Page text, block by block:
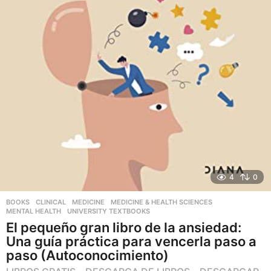
4 0
BOOKS ,CLINICAL ,MEDICINE ,MEDICINE & HEALTH SCIENCES
MENTAL HEALTH
,UNIVERSITY TEXTBOOKS
El pequeño gran libro de la ansiedad:
Una guía práctica para vencerla paso a
paso (Autoconocimiento)